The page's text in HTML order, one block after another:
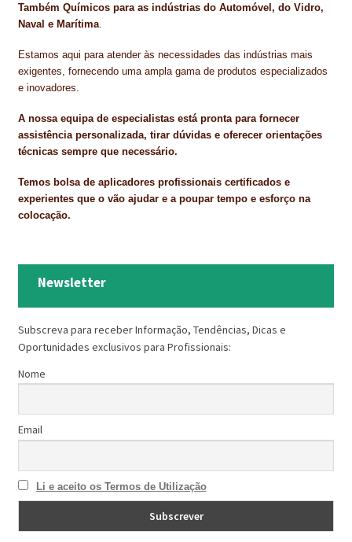
Também Químicos para as indústrias do Automóvel, do Vidro,
Naval e Marítima.
Estamos aqui para atender às necessidades das indústrias mais
exigentes, fornecendo uma ampla gama de produtos especializados
e inovadores.
A nossa equipa de especialistas está pronta para fornecer
assistência personalizada, tirar dúvidas e oferecer orientações
técnicas sempre que necessário.
Temos bolsa de aplicadores profissionais certificados e
experientes que o vão ajudar e a poupar tempo e esforço na
colocação.
Newsletter
Subscreva para receber Informação, Tendências, Dicas e
Oportunidades exclusivos para Profissionais:
Nome
Email
Li e aceito os Termos de Utilização